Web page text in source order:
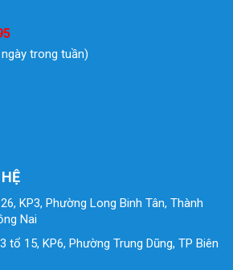
trong tuần)
KP3, Phường Long Binh Tân, Thành
Nai
tổ 15, KP6, Phường Trung Dũng, TP Biên